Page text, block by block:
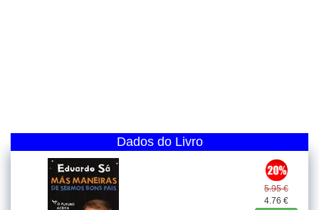
Dados do Livro
5.95 €
4.76 €